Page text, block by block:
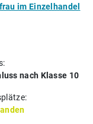
im Einzelhandel
nach Klasse 10